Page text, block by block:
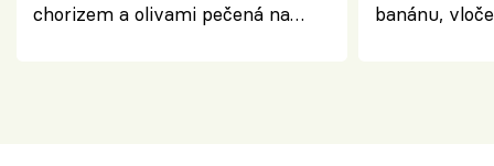
chorizem a olivami pečená na
banánu,